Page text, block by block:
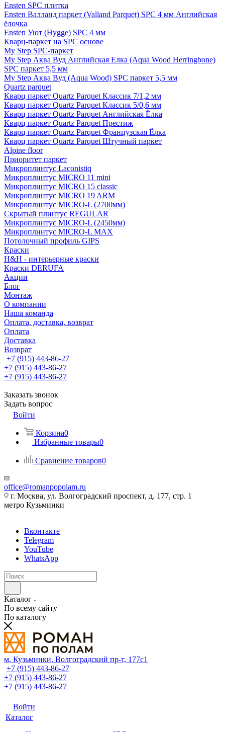
Ensten SPC плитка
Ensten Валланд паркет (Valland Parquet) SPC 4 мм Английская
ёлочка
Ensten Уют (Hygge) SPC 4 мм
Кварц-паркет на SPC основе
My Step SPC-паркет
My Step Аква Вуд Английская Елка (Aqua Wood Herringbone)
SPC паркет 5,5 мм
My Step Аква Вуд (Aqua Wood) SPC паркет 5,5 мм
Quartz parquet
Кварц паркет Quartz Parquet Классик 7/1,2 мм
Кварц паркет Quartz Parquet Классик 5/0,6 мм
Кварц паркет Quartz Parquet Английская Ёлка
Кварц паркет Quartz Parquet Престиж
Кварц паркет Quartz Parquet Французская Ёлка
Кварц паркет Quartz Parquet Штучный паркет
Alpine floor
Приоритет паркет
Микроплинтус Laconistiq
Микроплинтус MICRO 11 mini
Микроплинтус MICRO 15 classic
Микроплинтус MICRO 19 ARM
Микроплинтус MICRO-L (2700мм)
Скрытый плинтус REGULAR
Микроплинтус MICRO-L (2450мм)
Микроплинтус MICRO-L MAX
Потолочный профиль GIPS
Краски
H&H - интерьерные краски
Краски DERUFA
Акции
Блог
Монтаж
О компании
Наша команда
Оплата, доставка, возврат
Оплата
Доставка
Возврат
+7 (915) 443-86-27
+7 (915) 443-86-27
+7 (915) 443-86-27
Заказать звонок
Задать вопрос
Войти
Корзина0
Избранные товары0
Сравнение товаров0
office@romanpopolam.ru
г. Москва, ул. Волгоградский проспект, д. 177, стр. 1
метро Кузьминки
Вконтакте
Telegram
YouTube
WhatsApp
Каталог
По всему сайту
По каталогу
м. Кузьминки, Волгоградский пр‑т, 177с1
+7 (915) 443-86-27
+7 (915) 443-86-27
+7 (915) 443-86-27
Войти
Каталог